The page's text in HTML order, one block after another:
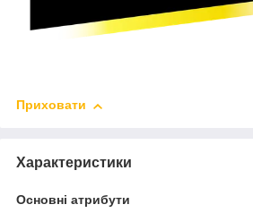
Приховати
Характеристики
Основні атрибути